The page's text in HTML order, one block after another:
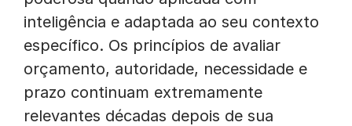
inteligência e adaptada ao seu contexto
específico. Os princípios de avaliar
orçamento, autoridade, necessidade e
prazo continuam extremamente
relevantes décadas depois de sua